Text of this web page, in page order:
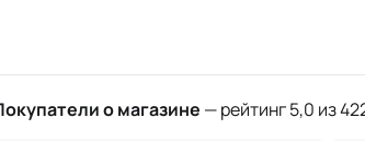
о магазине — рейтинг 5,0 из